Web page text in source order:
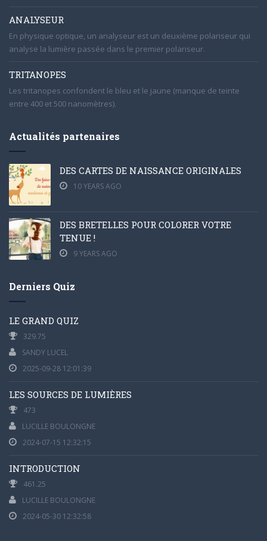
ANALYSEUR
En physique optique, un analyseur est un deuxième polariseur qui
analyse la lumière passée dans le premier polariseur.
TRITANOPES
Les tritanopes confondent le bleu et le jaune (manque de teinte
entre 400 et 500 nanomètres).
Actualités partenaires
DES CARTES DE NAISSANCE ORIGINALES
10 YEARS AGO
DES BRETELLES POUR COLORER VOTRE
TENUE !
9 YEARS AGO
Derniers Quiz
LE GRAND QUIZ
329.75
SANDY LUCEL
2025-09-28 12:01:39
LES SOURCES DE LUMIÈRES
473
LUCILLE BOULONGNE
2024-07-15 12:32:15
INTRODUCTION
461.25
LUCILLE BOULONGNE
2024-05-30 12:32:58